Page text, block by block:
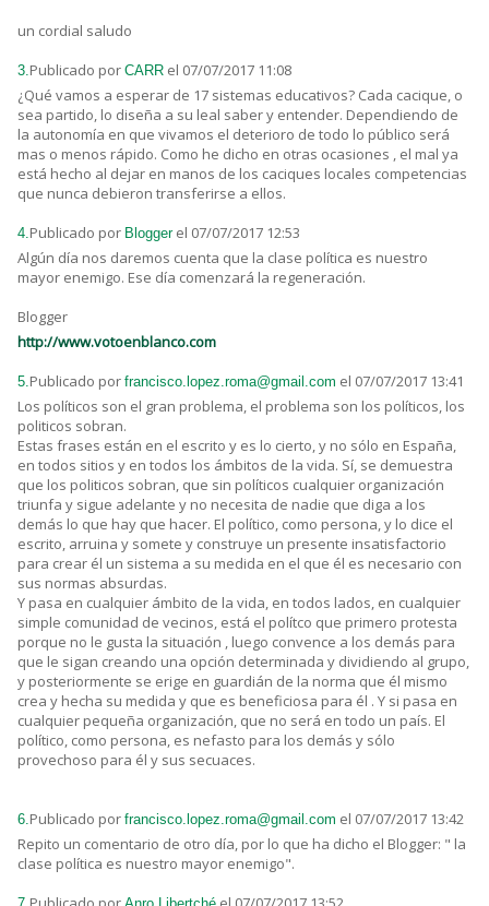
un cordial saludo
3. Publicado por CARR el 07/07/2017 11:08
¿Qué vamos a esperar de 17 sistemas educativos? Cada cacique, o
sea partido, lo diseña a su leal saber y entender. Dependiendo de
la autonomía en que vivamos el deterioro de todo lo público será
mas o menos rápido. Como he dicho en otras ocasiones , el mal ya
está hecho al dejar en manos de los caciques locales competencias
que nunca debieron transferirse a ellos.
4. Publicado por Blogger el 07/07/2017 12:53
Algún día nos daremos cuenta que la clase política es nuestro
mayor enemigo. Ese día comenzará la regeneración.
Blogger
http://www.votoenblanco.com
5. Publicado por francisco.lopez.roma@gmail.com el 07/07/2017 13:41
Los políticos son el gran problema, el problema son los políticos, los
politicos sobran.
Estas frases están en el escrito y es lo cierto, y no sólo en España,
en todos sitios y en todos los ámbitos de la vida. Sí, se demuestra
que los politicos sobran, que sin políticos cualquier organización
triunfa y sigue adelante y no necesita de nadie que diga a los
demás lo que hay que hacer. El político, como persona, y lo dice el
escrito, arruina y somete y construye un presente insatisfactorio
para crear él un sistema a su medida en el que él es necesario con
sus normas absurdas.
Y pasa en cualquier ámbito de la vida, en todos lados, en cualquier
simple comunidad de vecinos, está el polítco que primero protesta
porque no le gusta la situación , luego convence a los demás para
que le sigan creando una opción determinada y dividiendo al grupo,
y posteriormente se erige en guardián de la norma que él mismo
crea y hecha su medida y que es beneficiosa para él . Y si pasa en
cualquier pequeña organización, que no será en todo un país. El
político, como persona, es nefasto para los demás y sólo
provechoso para él y sus secuaces.
6. Publicado por francisco.lopez.roma@gmail.com el 07/07/2017 13:42
Repito un comentario de otro día, por lo que ha dicho el Blogger: " la
clase política es nuestro mayor enemigo".